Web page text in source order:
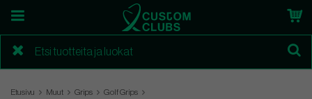
Etusivu Muut Grips
Golf Grips